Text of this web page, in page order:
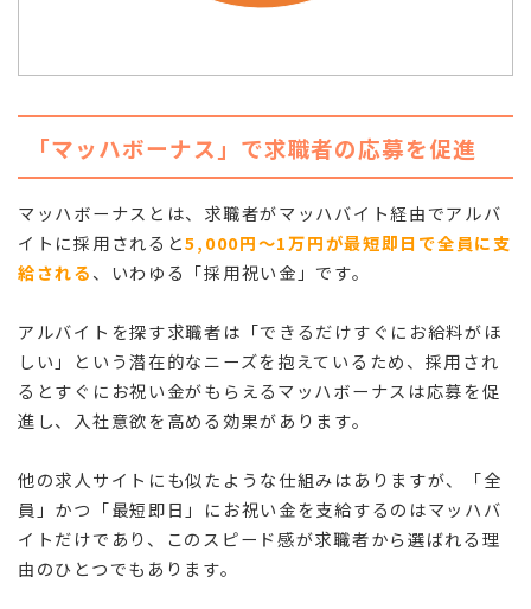
「マッハボーナス」で求職者の応募を促進
マッハボーナスとは、求職者がマッハバイト経由でアルバ
イトに採用されると5,000円～1万円が最短即日で全員に支
給される、いわゆる「採用祝い金」です。
アルバイトを探す求職者は「できるだけすぐにお給料がほ
しい」という潜在的なニーズを抱えているため、採用され
るとすぐにお祝い金がもらえるマッハボーナスは応募を促
進し、入社意欲を高める効果があります。
他の求人サイトにも似たような仕組みはありますが、「全
員」かつ「最短即日」にお祝い金を支給するのはマッハバ
イトだけであり、このスピード感が求職者から選ばれる理
由のひとつでもあります。